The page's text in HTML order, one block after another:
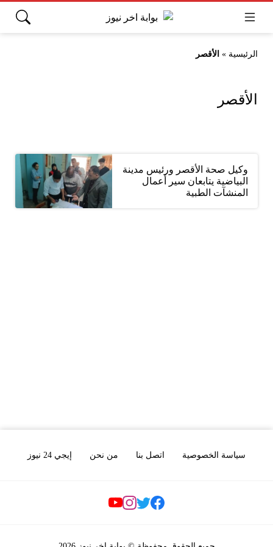
الرئيسية » الأقصر
الأقصر
وكيل صحة الأقصر ورئيس مدينة
البياضية يتابعان سير أعمال
المنشآت الطبية
سياسة الخصوصية اتصل بنا من نحن إيجي 24 نيوز
Social Links